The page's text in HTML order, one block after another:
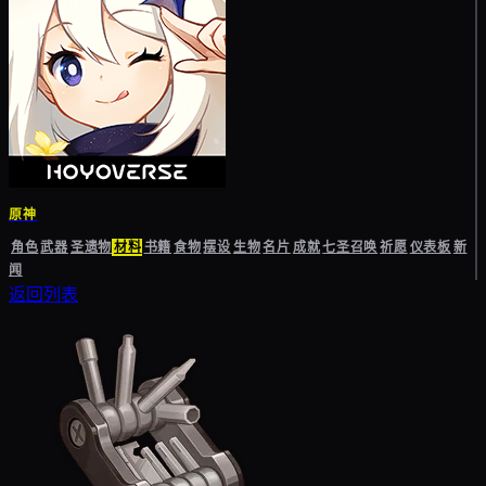
原神
角色武器圣遗物材料书籍食物摆设生物名片成就七圣召唤祈愿仪表板新
闻
返回列表